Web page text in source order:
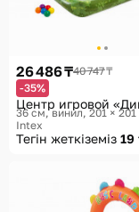
26 486 ₸40 747 ₸
-35%
Центр игровой
36 см, винил, 201 ×
Intex
Тегін жеткіземіз 19